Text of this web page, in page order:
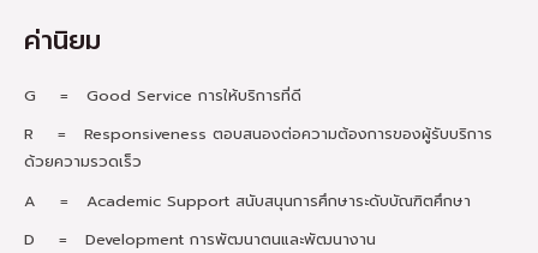
ค่านิยม
G = Good Service การให้บริการที่ดี
R = Responsiveness ตอบสนองต่อความต้องการของผู้รับบริการ
ด้วยความรวดเร็ว
A = Academic Support สนับสนุนการศึกษาระดับบัณฑิตศึกษา
D = Development การพัฒนาตนและพัฒนางาน